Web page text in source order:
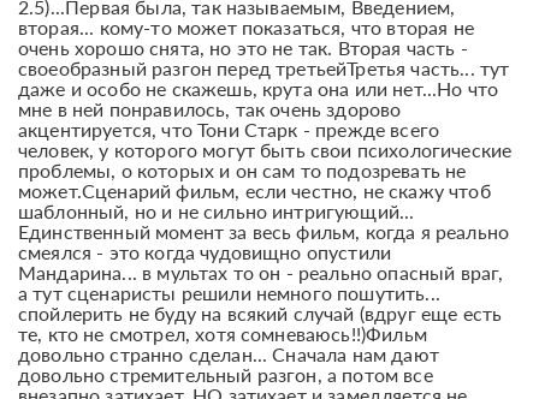
2.5)...Первая была, так называемым, Введением,
вторая... кому-то может показаться, что вторая не
очень хорошо снята, но это не так. Вторая часть -
своеобразный разгон перед третьейТретья часть... тут
даже и особо не скажешь, крута она или нет...Но что
мне в ней понравилось, так очень здорово
акцентируется, что Тони Старк - прежде всего
человек, у которого могут быть свои психологические
проблемы, о которых и он сам то подозревать не
может.Сценарий фильм, если честно, не скажу чтоб
шаблонный, но и не сильно интригующий...
Единственный момент за весь фильм, когда я реально
смеялся - это когда чудовищно опустили
Мандарина... в мультах то он - реально опасный враг,
а тут сценаристы решили немного пошутить...
спойлерить не буду на всякий случай (вдруг еще есть
те, кто не смотрел, хотя сомневаюсь!!)Фильм
довольно странно сделан... Сначала нам дают
довольно стремительный разгон, а потом все